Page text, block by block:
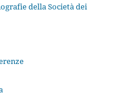
della Società dei